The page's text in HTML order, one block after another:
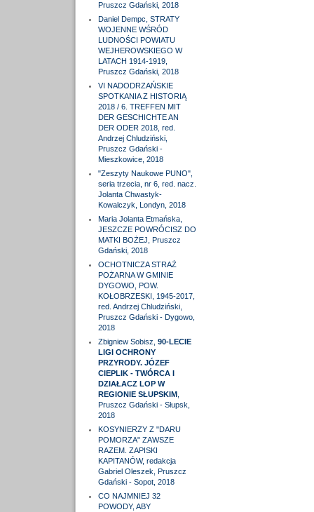
Pruszcz Gdański, 2018
Daniel Dempc, STRATY
WOJENNE WŚRÓD
LUDNOŚCI POWIATU
WEJHEROWSKIEGO W
LATACH 1914-1919,
Pruszcz Gdański, 2018
VI NADODRZAŃSKIE
SPOTKANIA Z HISTORIĄ
2018 / 6. TREFFEN MIT
DER GESCHICHTE AN
DER ODER 2018, red.
Andrzej Chludziński,
Pruszcz Gdański -
Mieszkowice, 2018
"Zeszyty Naukowe PUNO",
seria trzecia, nr 6, red. nacz.
Jolanta Chwastyk-
Kowalczyk, Londyn, 2018
Maria Jolanta Etmańska,
JESZCZE POWRÓCISZ DO
MATKI BOŻEJ, Pruszcz
Gdański, 2018
OCHOTNICZA STRAŻ
POŻARNA W GMINIE
DYGOWO, POW.
KOŁOBRZESKI, 1945-2017,
red. Andrzej Chludziński,
Pruszcz Gdański - Dygowo,
2018
Zbigniew Sobisz, 90-LECIE
LIGI OCHRONY
PRZYRODY. JÓZEF
CIEPLIK - TWÓRCA I
DZIAŁACZ LOP W
REGIONIE SŁUPSKIM,
Pruszcz Gdański - Słupsk,
2018
KOSYNIERZY Z "DARU
POMORZA" ZAWSZE
RAZEM. ZAPISKI
KAPITANÓW, redakcja
Gabriel Oleszek, Pruszcz
Gdański - Sopot, 2018
CO NAJMNIEJ 32
POWODY, ABY